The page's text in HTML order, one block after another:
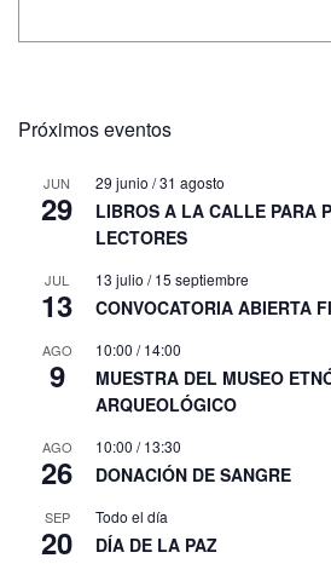
Próximos eventos
JUN
29
29 junio /31 agosto
LIBROS A LA CALLE PARA
LECTORES
JUL
13
13 julio /15 septiembre
CONVOCATORIA ABIERTA
AGO
9
10:00 /14:00
MUESTRA DEL MUSEO
ARQUEOLÓGICO
AGO
26
10:00 /13:30
DONACIÓN DE SANGRE
SEP
20
Todo el día
DÍA DE LA PAZ